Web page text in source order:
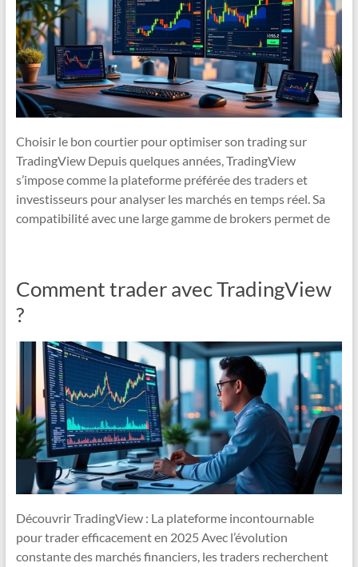
Choisir le bon courtier pour optimiser son trading sur
TradingView Depuis quelques années, TradingView
s’impose comme la plateforme préférée des traders et
investisseurs pour analyser les marchés en temps réel. Sa
compatibilité avec une large gamme de brokers permet de
Comment trader avec TradingView
?
Découvrir TradingView : La plateforme incontournable
pour trader efficacement en 2025 Avec l’évolution
constante des marchés financiers, les traders recherchent